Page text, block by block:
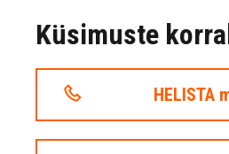
Küsimuste
HELISTA